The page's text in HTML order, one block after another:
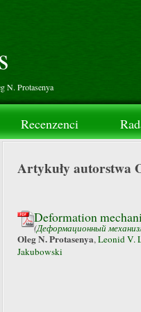
N. Protasenya
Recenzenci
Artykuły autorstwa
Deformation
(Деформационный
Oleg N. Protasenya,Leonid V.
Jakubowski